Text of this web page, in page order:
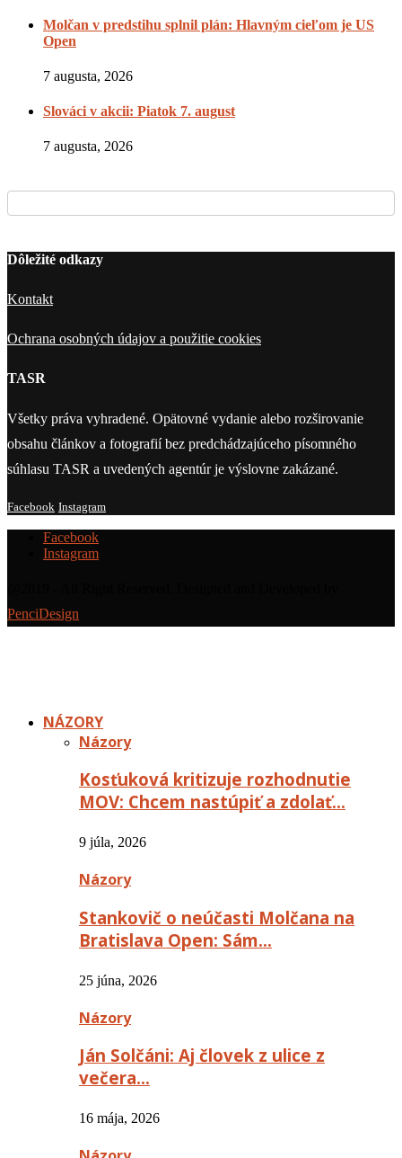
Molčan v predstihu splnil plán: Hlavným cieľom je US
Open
7 augusta, 2026
Slováci v akcii: Piatok 7. august
7 augusta, 2026
Dôležité odkazy
Kontakt
Ochrana osobných údajov a použitie cookies
TASR
Všetky práva vyhradené. Opätovné vydanie alebo rozširovanie
obsahu článkov a fotografií bez predchádzajúceho písomného
súhlasu TASR a uvedených agentúr je výslovne zakázané.
Facebook Instagram
Facebook
Instagram
PenciDesign
NÁZORY
Názory
Kosťuková kritizuje rozhodnutie
MOV: Chcem nastúpiť a zdolať…
9 júla, 2026
Názory
Stankovič o neúčasti Molčana na
Bratislava Open: Sám…
25 júna, 2026
Názory
Ján Solčáni: Aj človek z ulice z
večera…
16 mája, 2026